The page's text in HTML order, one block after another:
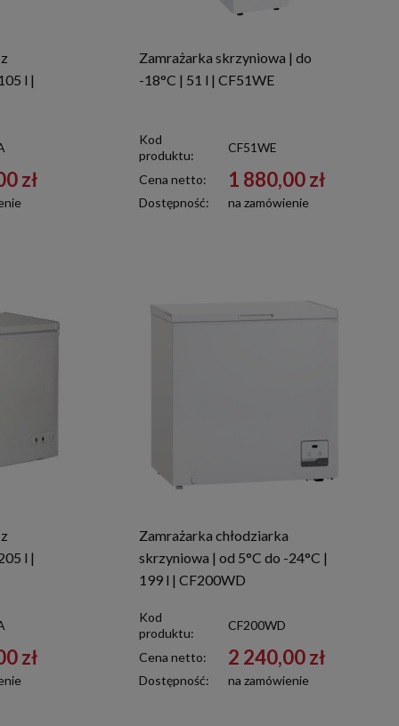
l |
zł
Zamrażarka skrzyniowa | do
-18°C | 51 l | CF51WE
Kod
produktu:
CF51WE
Cena netto: 1 880,00 zł
Dostępność: na zamówienie
l |
zł
Zamrażarka chłodziarka
skrzyniowa | od 5°C do -24°C |
199 l | CF200WD
Kod
produktu:
CF200WD
Cena netto: 2 240,00 zł
Dostępność: na zamówienie